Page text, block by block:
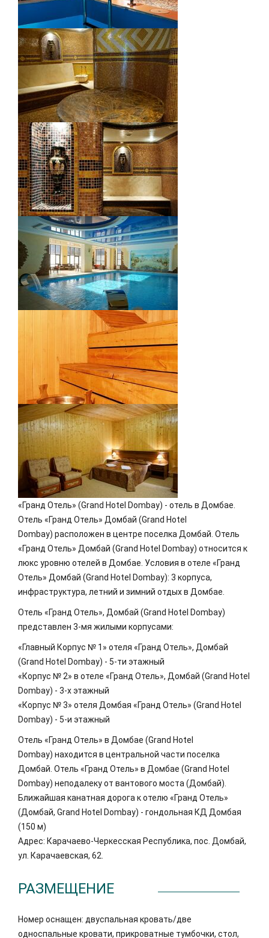
«Гранд Отель» (Grand Hotel Dombay) - отель в Домбае.
Отель «Гранд Отель» Домбай (Grand Hotel
Dombay) расположен в центре поселка Домбай. Отель
«Гранд Отель» Домбай (Grand Hotel Dombay) относится к
люкс уровню отелей в Домбае. Условия в отеле «Гранд
Отель» Домбай (Grand Hotel Dombay): 3 корпуса,
инфраструктура, летний и зимний отдых в Домбае.
Отель «Гранд Отель», Домбай (Grand Hotel Dombay)
представлен 3-мя жилыми корпусами:
«Главный Корпус № 1» отеля «Гранд Отель», Домбай
(Grand Hotel Dombay) - 5-ти этажный
«Корпус № 2» в отеле «Гранд Отель», Домбай (Grand Hotel
Dombay) - 3-х этажный
«Корпус № 3» отеля Домбая «Гранд Отель» (Grand Hotel
Dombay) - 5-и этажный
Отель «Гранд Отель» в Домбае (Grand Hotel
Dombay) находится в центральной части поселка
Домбай. Отель «Гранд Отель» в Домбае (Grand Hotel
Dombay) неподалеку от вантового моста (Домбай).
Ближайшая канатная дорога к отелю «Гранд Отель»
(Домбай, Grand Hotel Dombay) - гондольная КД Домбая
(150 м)
Адрес: Карачаево-Черкесская Республика, пос. Домбай,
ул. Карачаевская, 62.
РАЗМЕЩЕНИЕ
Номер оснащен: двуспальная кровать/две
односпальные кровати, прикроватные тумбочки, стол,